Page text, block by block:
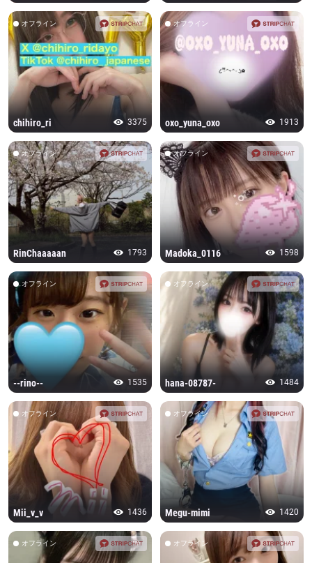
オフライン
3375
chihiro_ri
オフライン
1913
oxo_yuna_oxo
オフライン
1793
RinChaaaaan
オフライン
1598
Madoka_0116
オフライン
1535
--rino--
オフライン
1484
hana-08787-
オフライン
1436
Mii_v_v
オフライン
1420
Megu-mimi
オフライン オフライン